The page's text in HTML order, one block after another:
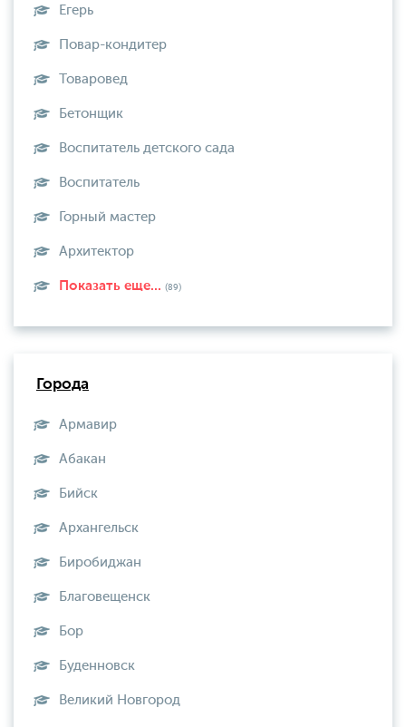
Егерь
Повар-кондитер
Товаровед
Бетонщик
Воспитатель детского сада
Воспитатель
Горный мастер
Архитектор
Показать еще... (89)
Города
Армавир
Абакан
Бийск
Архангельск
Биробиджан
Благовещенск
Бор
Буденновск
Великий Новгород